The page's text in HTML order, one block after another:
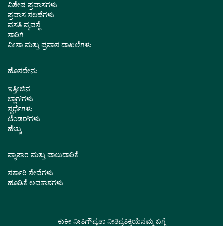
ವಿಶೇಷ ಪ್ರವಾಸಗಳು
ಪ್ರವಾಸ ಸಲಹೆಗಳು
ವಸತಿ ವ್ಯವಸ್ಥೆ
ಸಾರಿಗೆ
ವೀಸಾ ಮತ್ತು ಪ್ರವಾಸ ದಾಖಲೆಗಳು
ಹೊಸದೇನು
ಇತ್ತೀಚಿನ
ಬ್ಲಾಗ್‌ಗಳು
ಸ್ಪರ್ಧೆಗಳು
ಟೆಂಡರ್‌ಗಳು
ಹೆಚ್ಚು
ವ್ಯಾಪಾರ ಮತ್ತು ಪಾಲುದಾರಿಕೆ
ಸರ್ಕಾರಿ ಸೇವೆಗಳು
ಹೂಡಿಕೆ ಅವಕಾಶಗಳು
ಕುಕೀ ನೀತಿಗೌಪ್ಯತಾ ನೀತಿಪ್ರತಿಕ್ರಿಯೆನಮ್ಮ ಬಗ್ಗೆ